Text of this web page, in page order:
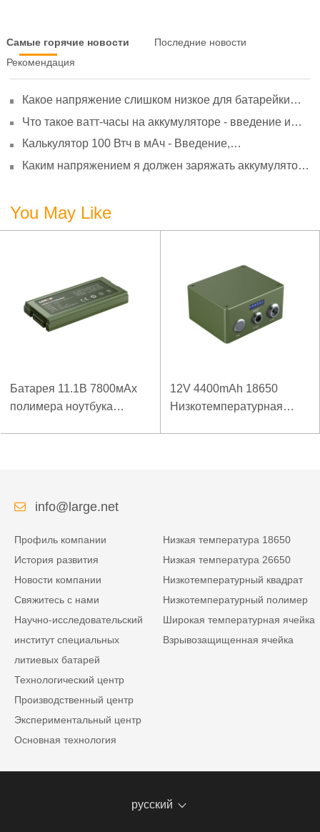
Самые горячие новости
Последние новости
Рекомендация
Какое напряжение слишком низкое для батарейки
старение
Что такое ватт-часы на аккумуляторе - введение и
Калькулятор 100 Втч в мАч - Введение,
Каким напряжением я должен заряжать аккумулятор
You May Like
Батарея 11.1В 7800мАх
полимера ноутбука
12V 4400mAh 18650
Низкотемпературная
info@large.net
Профиль компании
История развития
Новости компании
Свяжитесь с нами
Научно-исследовательский
институт специальных
литиевых батарей
Технологический центр
Производственный центр
Экспериментальный центр
Основная технология
Низкая температура 18650
Низкая температура 26650
Низкотемпературный квадрат
Низкотемпературный полимер
Широкая температурная ячейка
Взрывозащищенная ячейка
русский